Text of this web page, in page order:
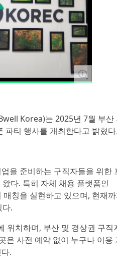
Korea)는 2025년 7월 부산
파티 행사를 개최한다고 밝혔다.
을 준비하는 구직자들을 위한
다. 특히 자체 채용 플랫폼인
칭을 실현하고 있으며, 현재
.
위치하며, 부산 및 경상권 구직
은 사전 예약 없이 누구나 이용
.